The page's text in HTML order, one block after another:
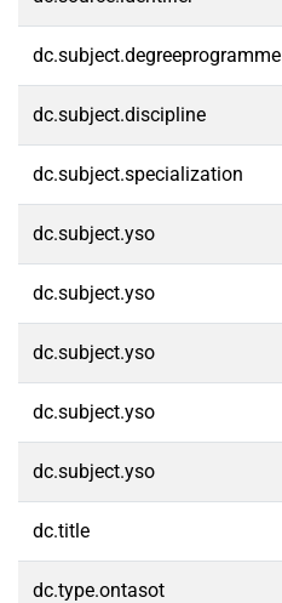
dc.subject.degreeprogramme
dc.subject.discipline
dc.subject.specialization
dc.subject.yso
dc.subject.yso
dc.subject.yso
dc.subject.yso
dc.subject.yso
dc.title
dc.type.ontasot